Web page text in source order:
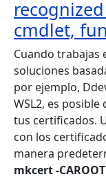
cmdlet,
Cuando trabajas
soluciones
por ejemplo,
WSL2, es
tus certificados.
con los
manera
mkcert -CAROOT